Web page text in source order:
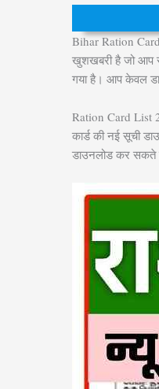
Bihar Ration
खुशखबरी है जो आप
गया है। आप केवल
Ration Card List
कार्ड की नई सूची
डाउनलोड कर सकते